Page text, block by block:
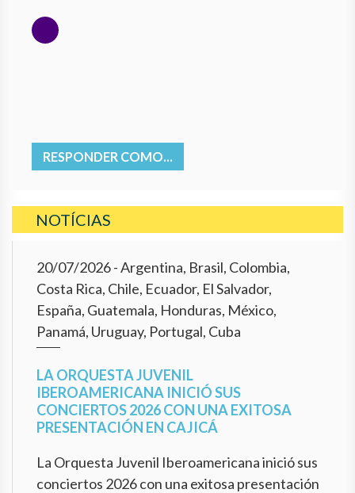
RESPONDER COMO...
NOTÍCIAS
20/07/2026- Argentina, Brasil, Colombia,
Costa Rica, Chile, Ecuador, El Salvador,
España, Guatemala, Honduras, México,
Panamá, Uruguay, Portugal, Cuba
LA ORQUESTA JUVENIL
IBEROAMERICANA INICIÓ SUS
CONCIERTOS 2026 CON UNA EXITOSA
PRESENTACIÓN EN CAJICÁ
La Orquesta Juvenil Iberoamericana inició sus
conciertos 2026 con una exitosa presentación